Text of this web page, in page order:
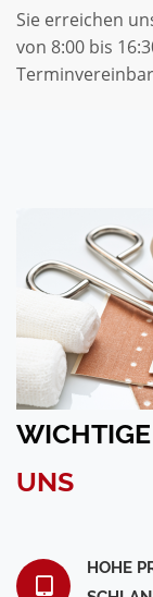
Sie erreichen
von 8:00 bis
UNS
HOHE